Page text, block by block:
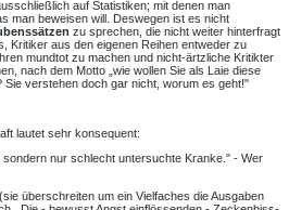
auf Statistiken; mit denen man
man beweisen will. Deswegen ist es nicht
zu sprechen, die nicht weiter hinterfragt
Kritiker aus den eigenen Reihen entweder zu
mundtot zu machen und nicht-ärtzliche Kritikter
nach dem Motto „wie wollen Sie als Laie diese
verstehen doch gar nicht, worum es geht!"
lautet sehr konsequent:
sondern nur schlecht untersuchte Kranke." - Wer
überschreiten um ein Vielfaches die Ausgaben